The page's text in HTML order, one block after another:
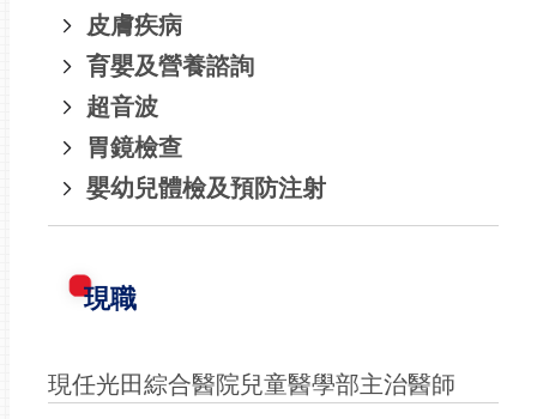
皮膚疾病
育嬰及營養諮詢
超音波
胃鏡檢查
嬰幼兒體檢及預防注射
現職
現任光田綜合醫院兒童醫學部主治醫師